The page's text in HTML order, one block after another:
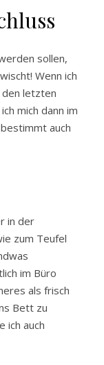
sollen,
Wenn ich
den letzten
mich dann im
auch
in der
zum Teufel
im Büro
als frisch
Bett zu
ich auch